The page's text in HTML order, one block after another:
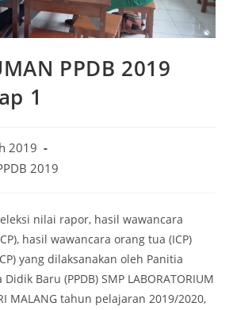
PPDB 2019
1
2019
2019
nilai rapor, hasil wawancara
hasil wawancara orang tua (ICP)
yang dilaksanakan oleh Panitia
Baru (PPDB) SMP LABORATORIUM
MALANG tahun pelajaran 2019/2020,